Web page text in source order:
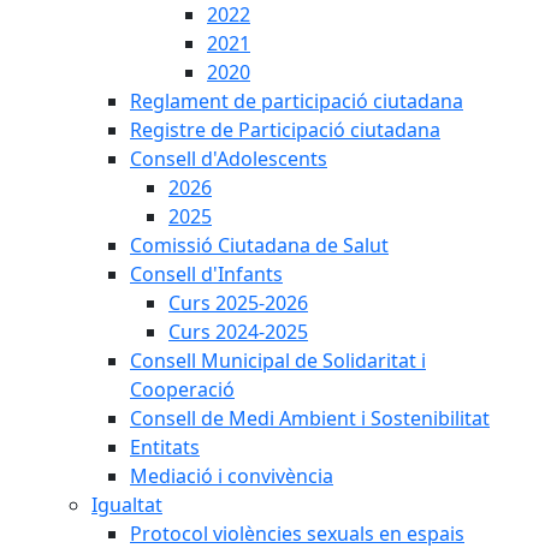
2022
2021
2020
Reglament de participació ciutadana
Registre de Participació ciutadana
Consell d'Adolescents
2026
2025
Comissió Ciutadana de Salut
Consell d'Infants
Curs 2025-2026
Curs 2024-2025
Consell Municipal de Solidaritat i
Cooperació
Consell de Medi Ambient i Sostenibilitat
Entitats
Mediació i convivència
Igualtat
Protocol violències sexuals en espais